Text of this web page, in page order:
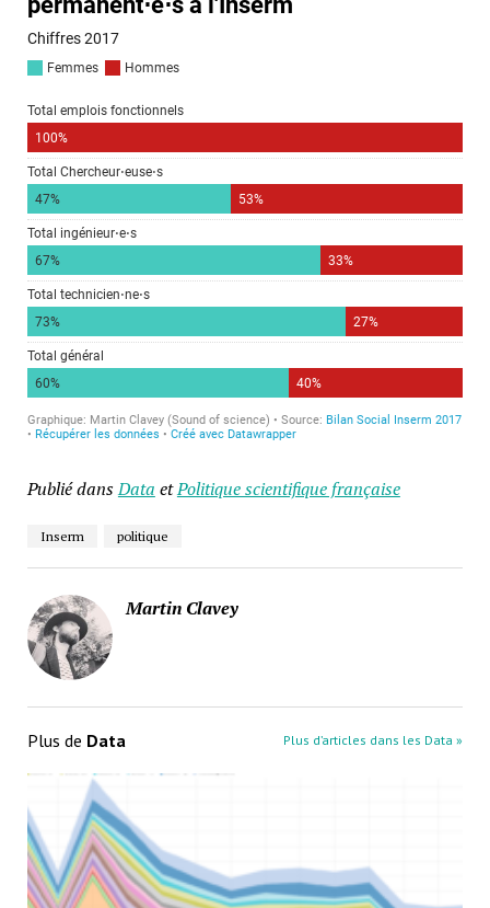
Publié dansData etPolitique scientifique française
Inserm politique
Martin Clavey
Plus de Data Plus d’articles dans les Data »